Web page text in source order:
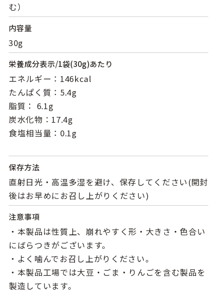
む）
内容量
30g
栄養成分表示/1袋(30g)あたり
エネルギー：146kcal
たんぱく質：5.4g
脂質： 6.1g
炭水化物：17.4g
食塩相当量：0.1g
保存方法
直射日光・高温多湿を避け、保存してください(開封
後はお早めにお召し上がりください)
注意事項
・本製品は性質上、崩れやすく形・大きさ・色合い
にばらつきがございます。
・よく噛んでお召し上がりください。
・本製品工場では大豆・ごま・りんごを含む製品を
製造しています。